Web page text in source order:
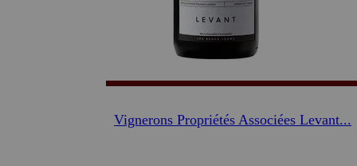
Vignerons Propriétés Associées Levant...